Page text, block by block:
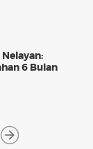
6 Bulan